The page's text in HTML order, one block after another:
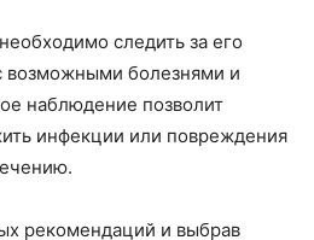
следить за его
возможными болезнями и
наблюдение позволит
инфекции или повреждения
рекомендаций и выбрав